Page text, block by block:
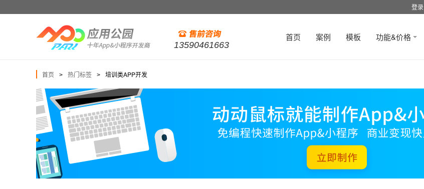
登录
13590461663
首页 案例 模板 功能&价格
首页 > 热门标签 > 培训类APP开发